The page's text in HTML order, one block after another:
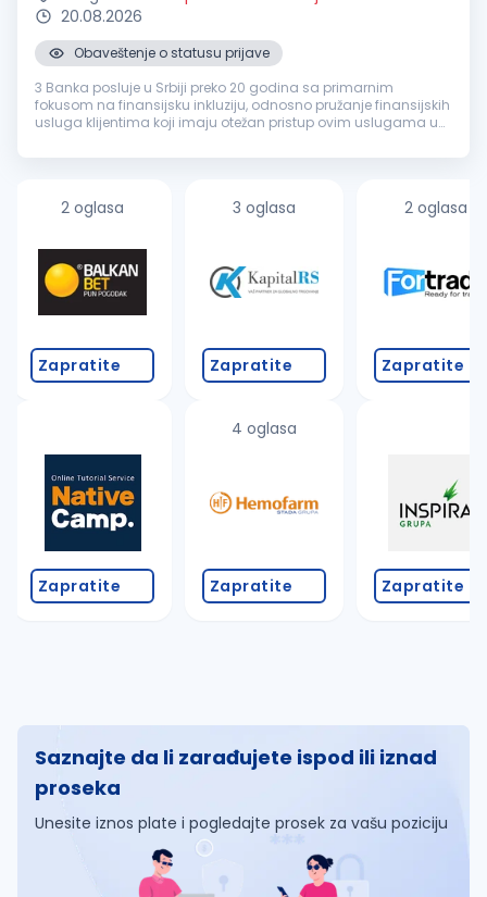
20.08.2026
Obaveštenje o statusu prijave
3 Banka posluje u Srbiji preko 20 godina sa primarnim
fokusom na finansijsku inkluziju, odnosno pružanje finansijskih
usluga klijentima koji imaju otežan pristup ovim uslugama u
pozitivno radno okruž...
2 oglasa
Zapratite
Zapratite
3 oglasa
Zapratite
4 oglasa
Zapratite
2 oglasa
Zapratite
Zapratite
Saznajte da li zarađujete ispod ili iznad
proseka
Unesite iznos plate i pogledajte prosek za vašu poziciju